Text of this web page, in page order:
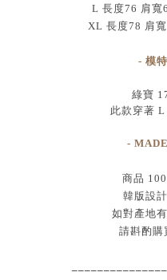
L 長度76 肩寬
XL 長度78 肩
- 模
綠寶
此款穿著
-
商品
韓版設
如對產地
請斟酌購